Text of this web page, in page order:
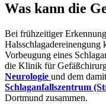
Was kann die
Bei frühzeitiger
Halsschlagadereinengung
Vorbeugung eines
die Klinik für
Neurologie und dem
Schlaganfallszentrum
Dortmund zusammen.